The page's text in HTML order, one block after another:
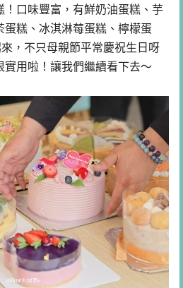
口味豐富，有鮮奶油蛋糕、芋
糕、冰淇淋莓蛋糕、檸檬蛋
，不只母親節平常慶祝生日呀
用啦！讓我們繼續看下去～